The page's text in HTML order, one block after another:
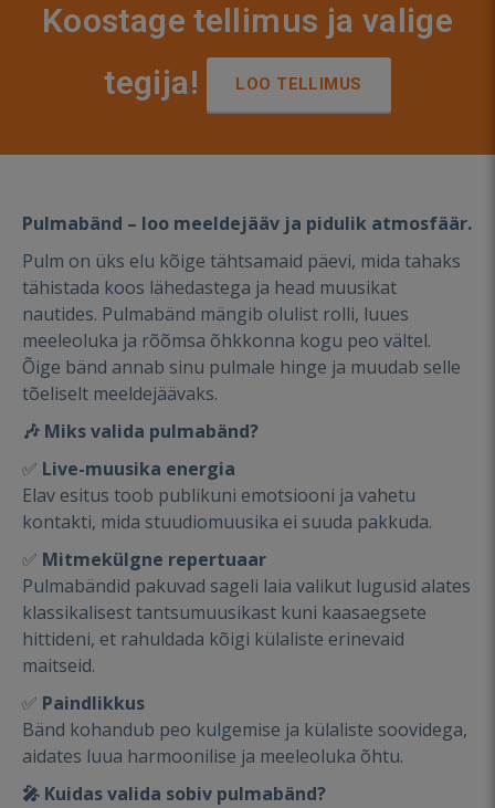
Koostage tellimus ja valige
tegija!
LOO TELLIMUS
Pulmabänd – loo meeldejääv ja pidulik atmosfäär.
Pulm on üks elu kõige tähtsamaid päevi, mida tahaks
tähistada koos lähedastega ja head muusikat
nautides. Pulmabänd mängib olulist rolli, luues
meeleoluka ja rõõmsa õhkkonna kogu peo vältel.
Õige bänd annab sinu pulmale hinge ja muudab selle
tõeliselt meeldejäävaks.
🎶 Miks valida pulmabänd?
✅ Live-muusika energia
Elav esitus toob publikuni emotsiooni ja vahetu
kontakti, mida stuudiomuusika ei suuda pakkuda.
✅ Mitmekülgne repertuaar
Pulmabändid pakuvad sageli laia valikut lugusid alates
klassikalisest tantsumuusikast kuni kaasaegsete
hittideni, et rahuldada kõigi külaliste erinevaid
maitseid.
✅ Paindlikkus
Bänd kohandub peo kulgemise ja külaliste soovidega,
aidates luua harmoonilise ja meeleoluka õhtu.
🎤 Kuidas valida sobiv pulmabänd?